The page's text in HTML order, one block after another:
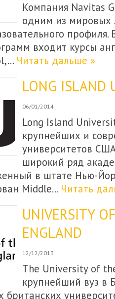
Компания Navitas
одним из мировых
профиля.
входит курсы
Читать дальше »
LONG ISLAND
06/01/2014
Long Island
крупнейших и
университетов
широкий ряд
в штате Нью-
Middle… Читать
UNIVERSITY
ENGLAND
12/12/2013
The University of
крупнейший вуз в